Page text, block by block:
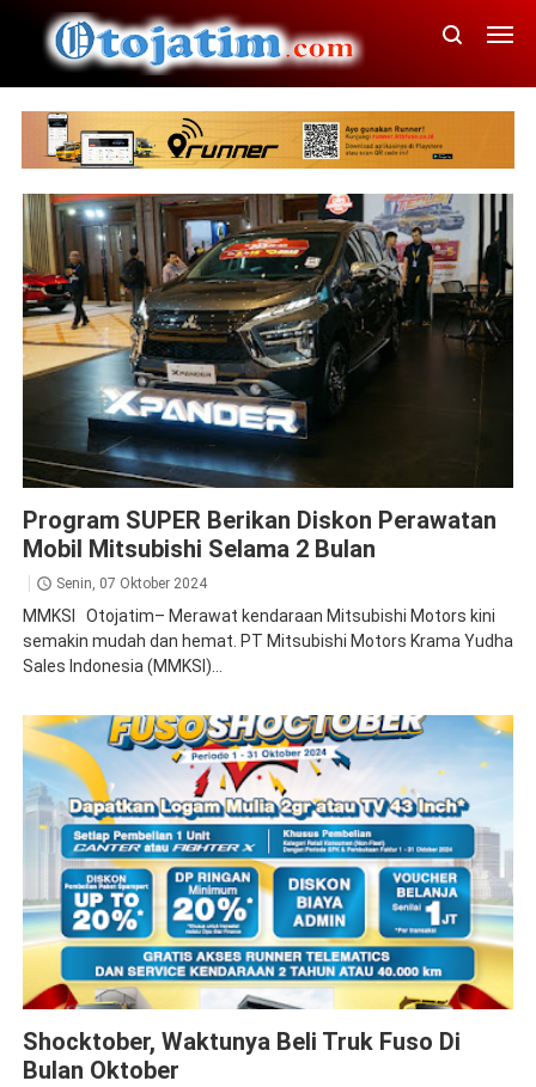
Program SUPER Berikan Diskon Perawatan
Mobil Mitsubishi Selama 2 Bulan
Senin, 07 Oktober 2024
MMKSI Otojatim– Merawat kendaraan Mitsubishi Motors kini
semakin mudah dan hemat. PT Mitsubishi Motors Krama Yudha
Sales Indonesia (MMKSI)...
Shocktober, Waktunya Beli Truk Fuso Di
Bulan Oktober